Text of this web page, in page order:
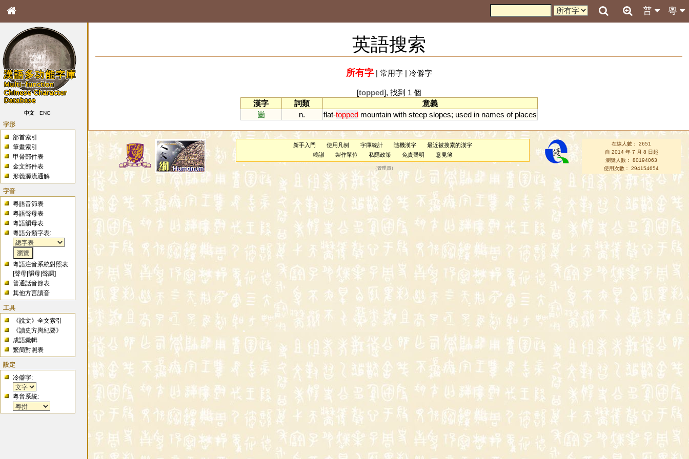
粵
普
中文 ENG
字形
部首索引
筆畫索引
甲骨部件表
金文部件表
形義源流通解
字音
粵語音節表
粵語聲母表
粵語韻母表
粵語分類字表:
粵語注音系統對照表
[聲母 |韻母 |聲調]
普通話音節表
其他方言讀音
工具
《說文》全文索引
《讀史方輿紀要》
成語彙輯
繁簡對照表
設定
冷僻字:
粵音系統:
英語搜索
所有字| 常用字| 冷僻字
[topped], 找到 1 個
漢字
詞類
意義
崮
n. flat-topped mountain with steep slopes; used in names of places
新手入門 使用凡例 字庫統計 隨機漢字
最近被搜索的漢字
鳴謝
製作單位 私隱政策 免責聲明 意見簿
（管理員 ）
在線人數： 2651
自 2014 年 7 月 8 日起
瀏覽人數： 80194063
使用次數： 294154654